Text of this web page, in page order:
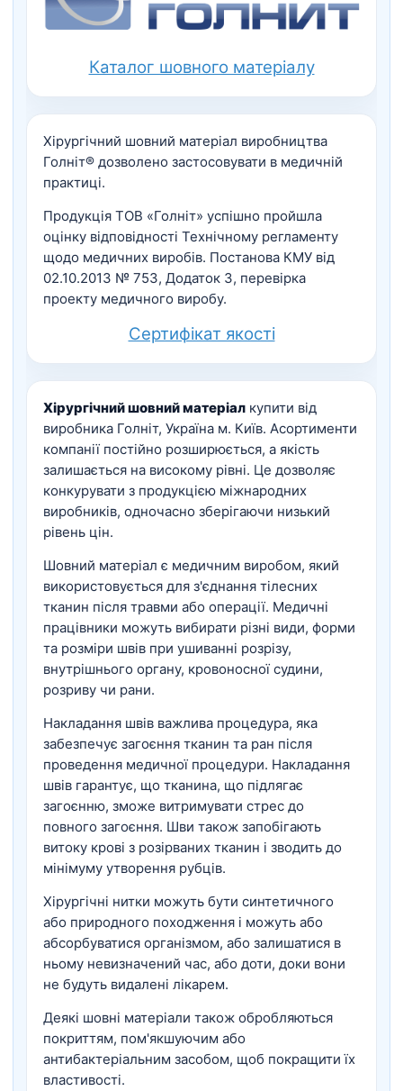
Каталог шовного матеріалу
Хірургічний шовний матеріал виробництва
Голніт® дозволено застосовувати в медичній
практиці.
Продукція ТОВ «Голніт» успішно пройшла
оцінку відповідності Технічному регламенту
щодо медичних виробів. Постанова КМУ від
02.10.2013 № 753, Додаток 3, перевірка
проекту медичного виробу.
Сертифікат якості
Хірургічний шовний матеріал купити від
виробника Голніт, Україна м. Київ. Асортименти
компанії постійно розширюється, а якість
залишається на високому рівні. Це дозволяє
конкурувати з продукцією міжнародних
виробників, одночасно зберігаючи низький
рівень цін.
Шовний матеріал є медичним виробом, який
використовується для з'єднання тілесних
тканин після травми або операції. Медичні
працівники можуть вибирати різні види, форми
та розміри швів при ушиванні розрізу,
внутрішнього органу, кровоносної судини,
розриву чи рани.
Накладання швів важлива процедура, яка
забезпечує загоєння тканин та ран після
проведення медичної процедури. Накладання
швів гарантує, що тканина, що підлягає
загоєнню, зможе витримувати стрес до
повного загоєння. Шви також запобігають
витоку крові з розірваних тканин і зводить до
мінімуму утворення рубців.
Хірургічні нитки можуть бути синтетичного
або природного походження і можуть або
абсорбуватися організмом, або залишатися в
ньому невизначений час, або доти, доки вони
не будуть видалені лікарем.
Деякі шовні матеріали також обробляються
покриттям, пом'якшуючим або
антибактеріальним засобом, щоб покращити їх
властивості.